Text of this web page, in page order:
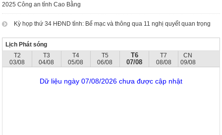
2025 Công an tỉnh Cao Bằng
Kỳ họp thứ 34 HĐND tỉnh: Bế mạc và thông qua 11 nghị quyết quan trọng
Lịch Phát sóng
T2
03/08
T3
04/08
T4
05/08
T5
06/08
T6
07/08
T7
08/08
CN
09/08
Dữ liệu ngày 07/08/2026 chưa được cập nhật